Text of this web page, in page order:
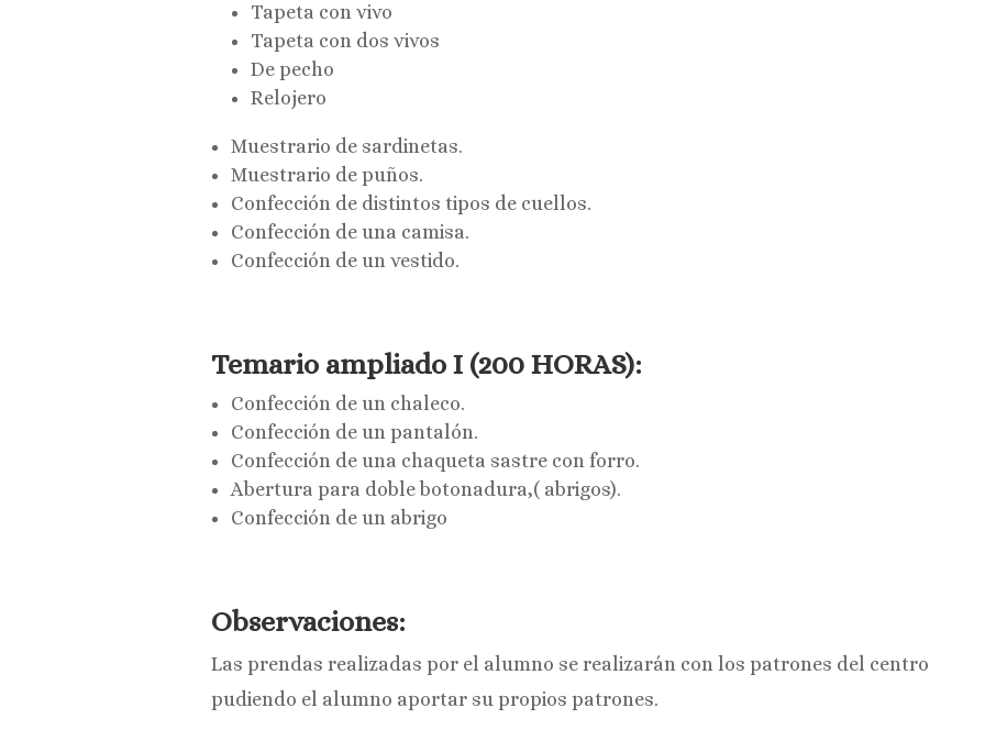
Tapeta con vivo
Tapeta con dos vivos
De pecho
Relojero
Muestrario de sardinetas.
Muestrario de puños.
Confección de distintos tipos de cuellos.
Confección de una camisa.
Confección de un vestido.
Temario ampliado I (200 HORAS):
Confección de un chaleco.
Confección de un pantalón.
Confección de una chaqueta sastre con forro.
Abertura para doble botonadura,( abrigos).
Confección de un abrigo
Observaciones:
Las prendas realizadas por el alumno se realizarán con los patrones del centro
pudiendo el alumno aportar su propios patrones.